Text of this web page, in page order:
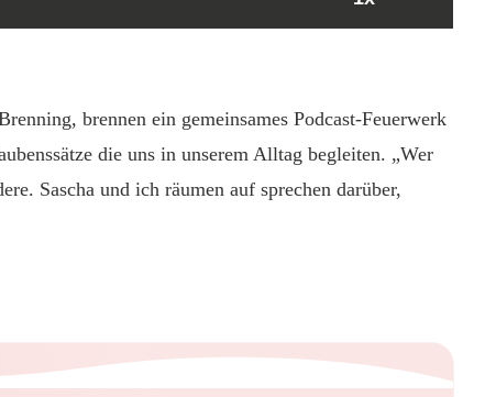
brennen ein gemeinsames Podcast-Feuerwerk
die uns in unserem Alltag begleiten. „Wer
Sascha und ich räumen auf sprechen darüber,